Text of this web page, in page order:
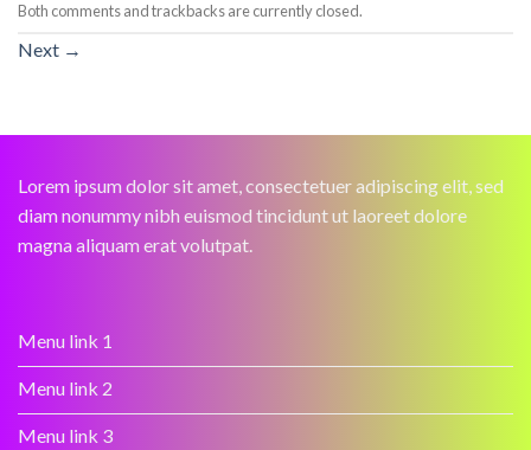
Both comments and trackbacks are currently closed.
Next →
Lorem ipsum dolor sit amet, consectetuer adipiscing elit, sed
diam nonummy nibh euismod tincidunt ut laoreet dolore
magna aliquam erat volutpat.
Menu link 1
Menu link 2
Menu link 3